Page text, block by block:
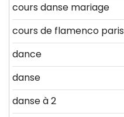
cours danse mariage
cours de flamenco paris
dance
danse
danse à 2